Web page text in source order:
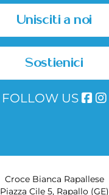
Unisciti a noi
Sostienici
FOLLOW US
Croce Bianca Rapallese
Piazza Cile 5, Rapallo (GE)